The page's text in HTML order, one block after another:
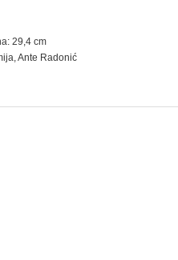
29,4 cm
, Ante Radonić